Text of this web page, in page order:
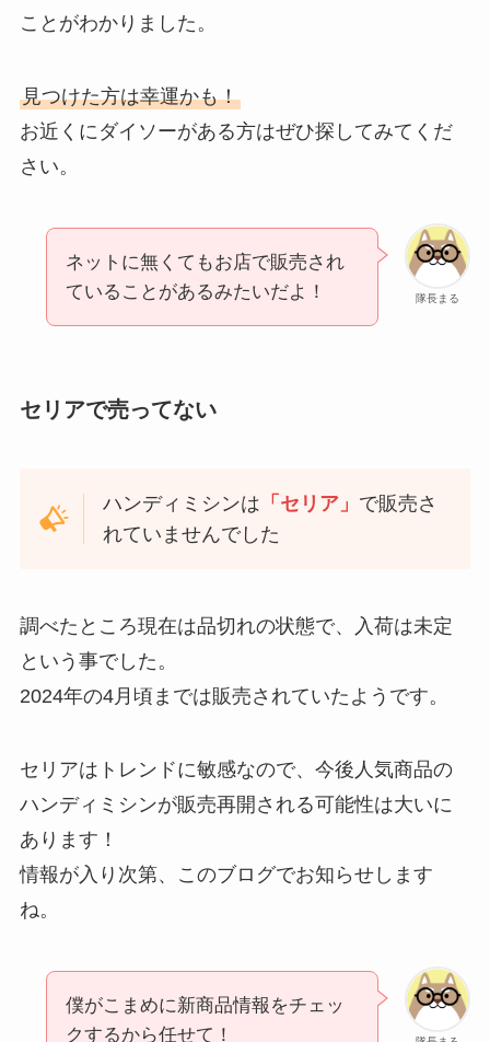
ことがわかりました。
見つけた方は幸運かも！
お近くにダイソーがある方はぜひ探してみてくだ
さい。
隊長まる
ネットに無くてもお店で販売され
ていることがあるみたいだよ！
セリアで売ってない
ハンディミシンは 「セリア」 で販売さ
れていませんでした
調べたところ現在は品切れの状態で、入荷は未定
という事でした。
2024年の4月頃までは販売されていたようです。
セリアはトレンドに敏感なので、今後人気商品の
ハンディミシンが販売再開される可能性は大いに
あります！
情報が入り次第、このブログでお知らせします
ね。
僕がこまめに新商品情報をチェッ
クするから任せて！